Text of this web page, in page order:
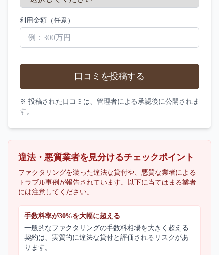
利用金額（任意）
口コミを投稿する
※ 投稿された口コミは、管理者による承認後に公開されま
す。
違法・悪質業者を見分けるチェックポイント
ファクタリングを装った違法な貸付や、悪質な業者による
トラブル事例が報告されています。以下に当てはまる業者
には注意してください。
手数料率が30%を大幅に超える
一般的なファクタリングの手数料相場を大きく超える
契約は、実質的に違法な貸付と評価されるリスクがあ
ります。